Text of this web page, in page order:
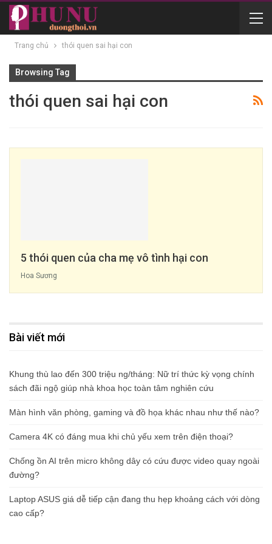
Trang chủ thói quen sai hại con
Browsing Tag
thói quen sai hại con
5 thói quen của cha mẹ vô tình hại con
Hoa Sương
Bài viết mới
Khung thù lao đến 300 triệu ng/tháng: Nữ trí thức kỳ vọng chính
sách đãi ngộ giúp nhà khoa học toàn tâm nghiên cứu
Màn hình văn phòng, gaming và đồ họa khác nhau như thế nào?
Camera 4K có đáng mua khi chủ yếu xem trên điện thoại?
Chống ồn AI trên micro không dây có cứu được video quay ngoài
đường?
Laptop ASUS giá dễ tiếp cận đang thu hẹp khoảng cách với dòng
cao cấp?